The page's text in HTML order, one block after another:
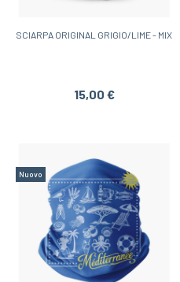
SCIARPA ORIGINAL GRIGIO/LIME - MIX
15,00 €
Nuovo